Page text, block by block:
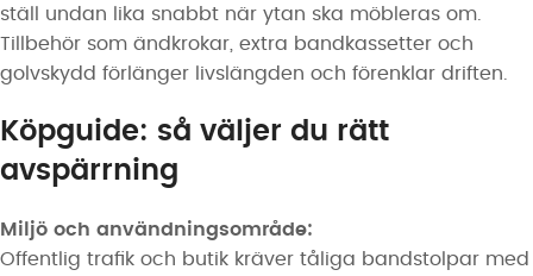
ställ undan lika snabbt när ytan ska möbleras om.
Tillbehör som ändkrokar, extra bandkassetter och
golvskydd förlänger livslängden och förenklar driften.
Köpguide: så väljer du rätt
avspärrning
Miljö och användningsområde:
Offentlig trafik och butik kräver tåliga bandstolpar med